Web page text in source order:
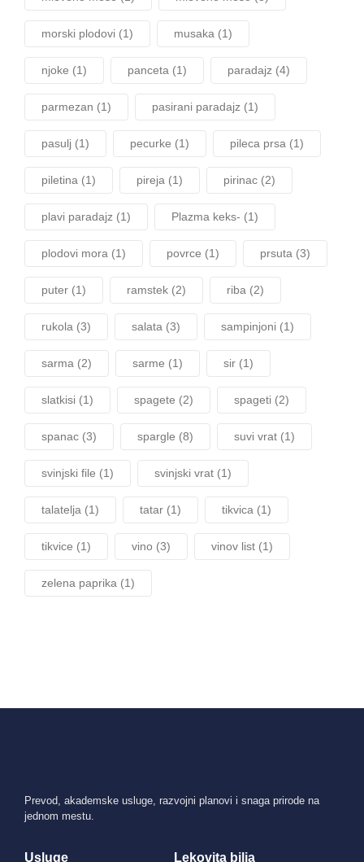
morski plodovi (1) musaka (1)
njoke (1) panceta (1) paradajz (4)
parmezan (1) pasirani paradajz (1)
pasulj (1) pecurke (1) pileca prsa (1)
piletina (1) pireja (1) pirinac (2)
plavi paradajz (1) Plazma keks- (1)
plodovi mora (1) povrce (1) prsuta (3)
puter (1) ramstek (2) riba (2)
rukola (3) salata (3) sampinjoni (1)
sarma (2) sarme (1) sir (1)
slatkisi (1) spagete (2) spageti (2)
spanac (3) spargle (8) suvi vrat (1)
svinjski file (1) svinjski vrat (1)
talatelja (1) tatar (1) tikvica (1)
tikvice (1) vino (3) vinov list (1)
zelena paprika (1)
Prevod, akademske usluge, razvojni planovi i snaga prirode na
jednom mestu.
Usluge Lekovita bilja